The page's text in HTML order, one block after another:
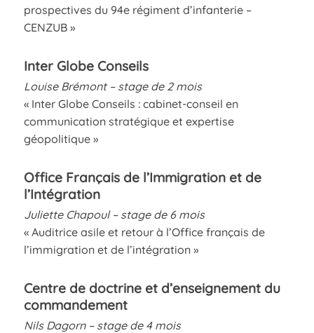
prospectives du 94e régiment d’infanterie –
CENZUB »
Inter Globe Conseils
Louise Brémont – stage de 2 mois
« Inter Globe Conseils : cabinet-conseil en
communication stratégique et expertise
géopolitique »
Office Français de l’Immigration et de
l’Intégration
Juliette Chapoul – stage de 6 mois
« Auditrice asile et retour à l’Office français de
l’immigration et de l’intégration »
Centre de doctrine et d’enseignement du
commandement
Nils Dagorn – stage de 4 mois